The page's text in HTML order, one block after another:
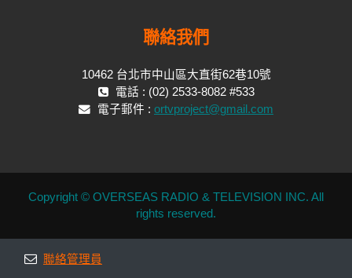
聯絡我們
10462 台北市中山區大直街62巷10號
電話 : (02) 2533-8082 #533
電子郵件 : ortvproject@gmail.com
Copyright © OVERSEAS RADIO & TELEVISION INC. All
rights reserved.
聯絡管理員